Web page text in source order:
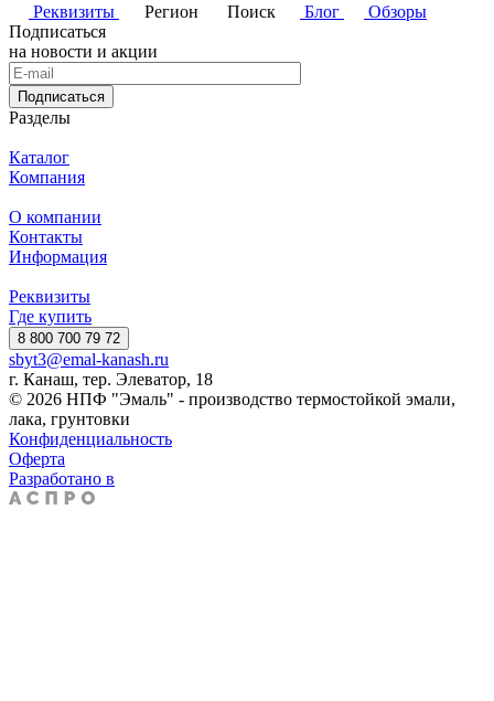
Реквизиты
Регион Поиск Блог
Обзоры
Подписаться
на новости и акции
Подписаться
Разделы
Каталог
Компания
О компании
Контакты
Информация
Реквизиты
Где купить
8 800 700 79 72
sbyt3@emal-kanash.ru
г. Канаш, тер. Элеватор, 18
© 2026 НПФ "Эмаль" - производство термостойкой эмали,
лака, грунтовки
Конфиденциальность
Оферта
Разработано в